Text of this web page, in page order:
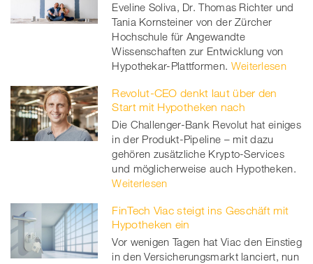
Eveline Soliva, Dr. Thomas Richter und
Tania Kornsteiner von der Zürcher
Hochschule für Angewandte
Wissenschaften zur Entwicklung von
Hypothekar-Plattformen. Weiterlesen
Revolut-CEO denkt laut über den
Start mit Hypotheken nach
Die Challenger-Bank Revolut hat einiges
in der Produkt-Pipeline – mit dazu
gehören zusätzliche Krypto-Services
und möglicherweise auch Hypotheken.
Weiterlesen
FinTech Viac steigt ins Geschäft mit
Hypotheken ein
Vor wenigen Tagen hat Viac den Einstieg
in den Versicherungsmarkt lanciert, nun